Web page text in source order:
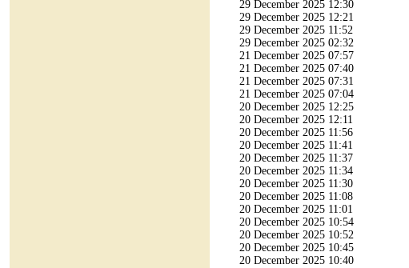
29 December 2025 12:30
29 December 2025 12:21
29 December 2025 11:52
29 December 2025 02:32
21 December 2025 07:57
21 December 2025 07:40
21 December 2025 07:31
21 December 2025 07:04
20 December 2025 12:25
20 December 2025 12:11
20 December 2025 11:56
20 December 2025 11:41
20 December 2025 11:37
20 December 2025 11:34
20 December 2025 11:30
20 December 2025 11:08
20 December 2025 11:01
20 December 2025 10:54
20 December 2025 10:52
20 December 2025 10:45
20 December 2025 10:40